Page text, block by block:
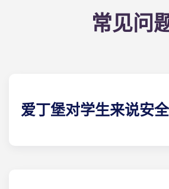
常见问
爱丁堡对学生来说安全